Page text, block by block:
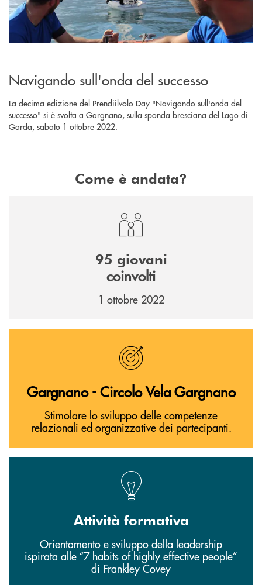
Navigando sull'onda del successo
La decima edizione del Prendiilvolo Day "Navigando sull'onda del
successo" si è svolta a Gargnano, sulla sponda bresciana del Lago di
Garda, sabato 1 ottobre 2022.
Come è andata?
95 giovani
coinvolti
1 ottobre 2022
Gargnano - Circolo Vela Gargnano
Stimolare lo sviluppo delle competenze
relazionali ed organizzative dei partecipanti.
Attività formativa
Orientamento e sviluppo della leadership
ispirata alle “7 habits of highly effective people”
di Frankley Covey